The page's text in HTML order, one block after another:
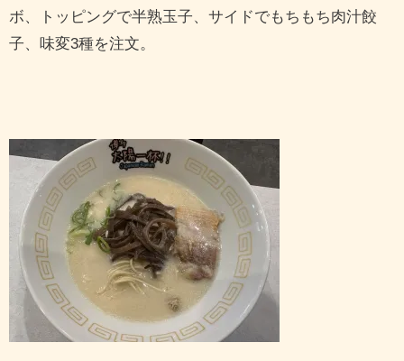
ボ、トッピングで半熟玉子、サイドでもちもち肉汁餃
子、味変3種を注文。